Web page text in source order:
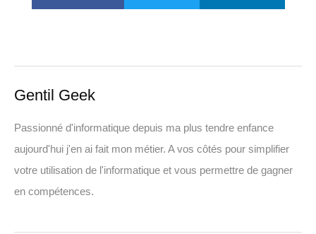
Gentil Geek
Passionné d'informatique depuis ma plus tendre enfance
aujourd'hui j'en ai fait mon métier. A vos côtés pour simplifier
votre utilisation de l'informatique et vous permettre de gagner
en compétences.